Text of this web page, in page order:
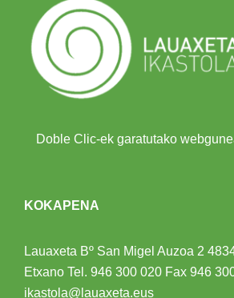
Doble Clic-ek garatutako
KOKAPENA
Lauaxeta Bº San Migel Auzoa 2
Etxano Tel. 946 300 020 Fax 946
ikastola@lauaxeta.eus